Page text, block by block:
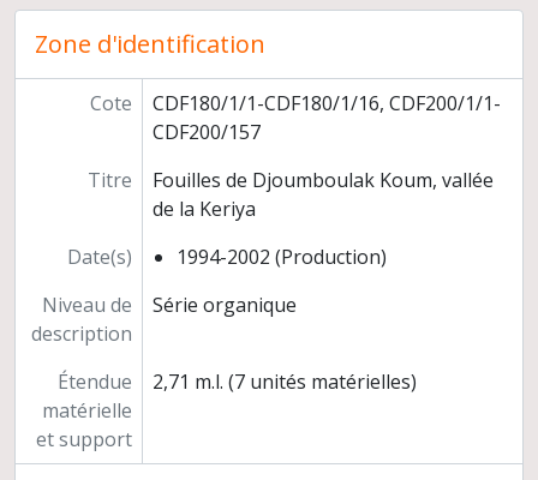
Zone d'identification
Cote
CDF180/1/1-CDF180/1/16, CDF200/1/1-
CDF200/157
Titre
Fouilles de Djoumboulak Koum, vallée
de la Keriya
Date(s)
1994-2002 (Production)
Niveau de
description
Série organique
Étendue
matérielle
et support
2,71 m.l. (7 unités matérielles)